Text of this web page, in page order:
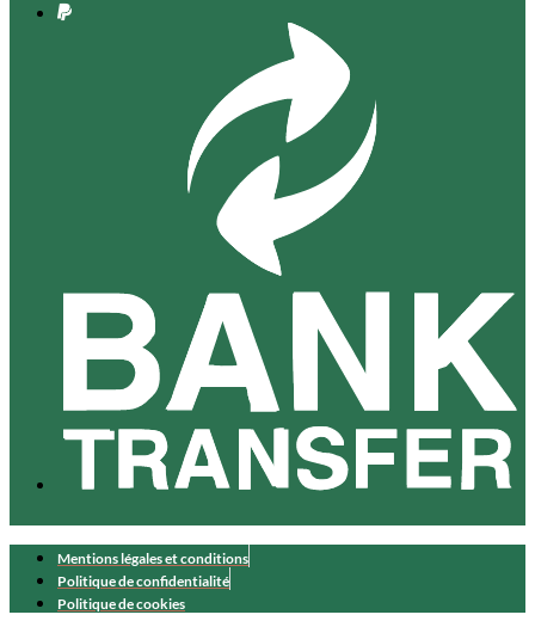
Mentions légales et conditions
Politique de confidentialité
Politique de cookies